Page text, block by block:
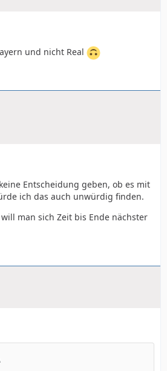
und nicht Real
Entscheidung geben, ob es mit
ich das auch unwürdig finden.
man sich Zeit bis Ende nächster